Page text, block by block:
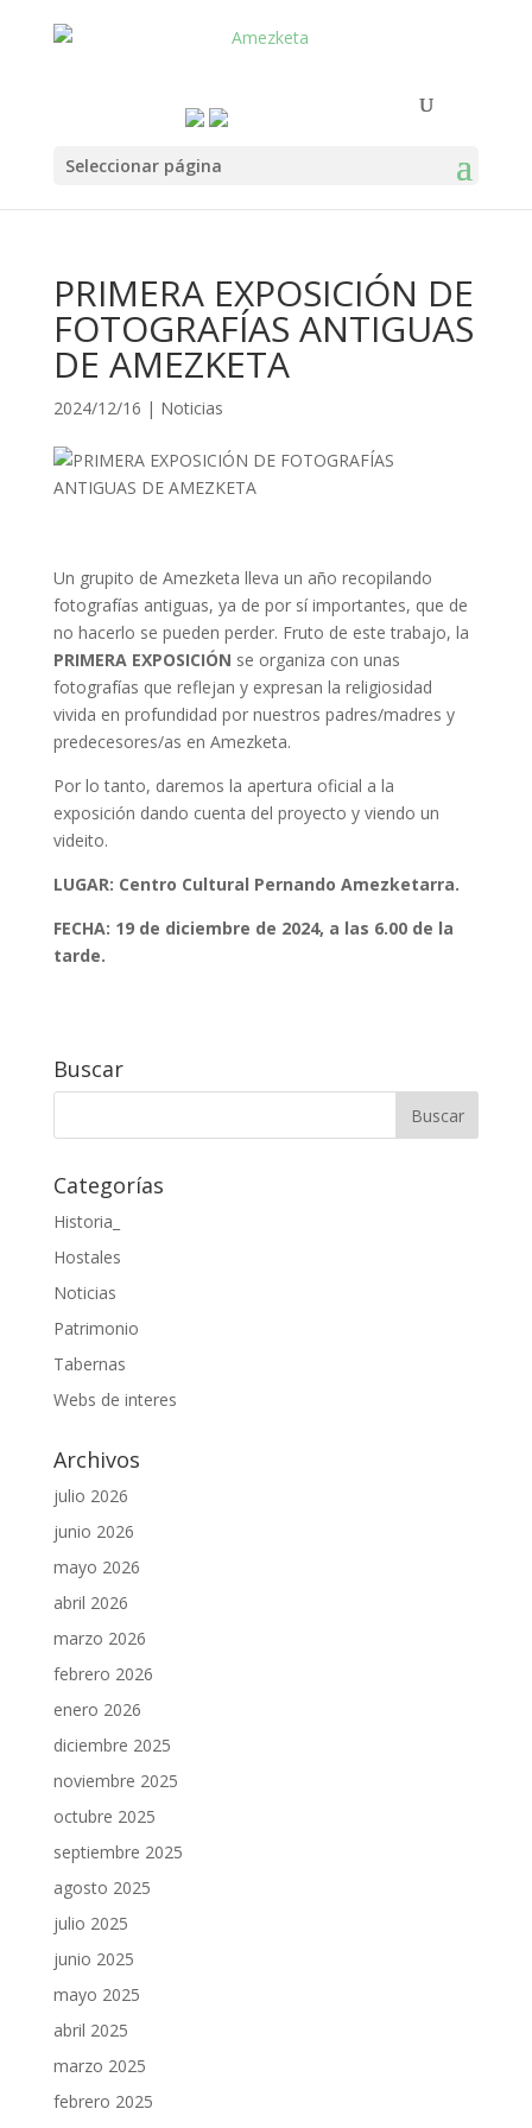
Seleccionar página
PRIMERA EXPOSICIÓN DE
FOTOGRAFÍAS ANTIGUAS
DE AMEZKETA
2024/12/16 | Noticias
Un grupito de Amezketa lleva un año recopilando
fotografías antiguas, ya de por sí importantes, que de
no hacerlo se pueden perder. Fruto de este trabajo, la
PRIMERA EXPOSICIÓN se organiza con unas
fotografías que reflejan y expresan la religiosidad
vivida en profundidad por nuestros padres/madres y
predecesores/as en Amezketa.
Por lo tanto, daremos la apertura oficial a la
exposición dando cuenta del proyecto y viendo un
videito.
LUGAR: Centro Cultural Pernando Amezketarra.
FECHA: 19 de diciembre de 2024, a las 6.00 de la
tarde.
Buscar
Categorías
Historia_
Hostales
Noticias
Patrimonio
Tabernas
Webs de interes
Archivos
julio 2026
junio 2026
mayo 2026
abril 2026
marzo 2026
febrero 2026
enero 2026
diciembre 2025
noviembre 2025
octubre 2025
septiembre 2025
agosto 2025
julio 2025
junio 2025
mayo 2025
abril 2025
marzo 2025
febrero 2025